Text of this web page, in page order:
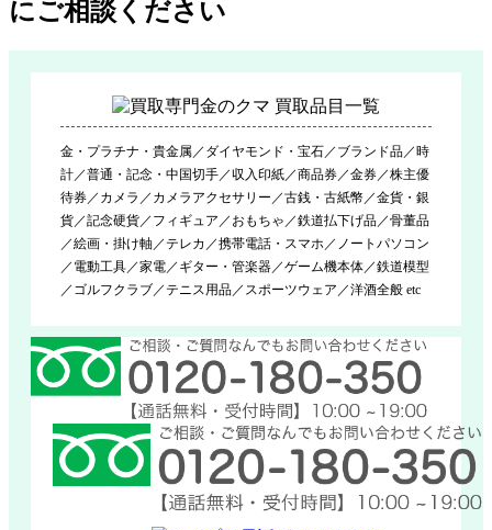
金・プラチナ・貴金属／ダイヤモンド・宝石／ブランド品／時
計／普通・記念・中国切手／収入印紙／商品券／金券／株主優
待券／カメラ／カメラアクセサリー／古銭・古紙幣／金貨・銀
貨／記念硬貨／フィギュア／おもちゃ／鉄道払下げ品／骨董品
／絵画・掛け軸／テレカ／携帯電話・スマホ／ノートパソコン
／電動工具／家電／ギター・管楽器／ゲーム機本体／鉄道模型
／ゴルフクラブ／テニス用品／スポーツウェア／洋酒全般 etc